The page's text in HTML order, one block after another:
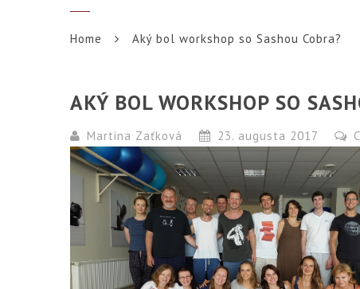
Home Aký bol workshop so Sashou Cobra?
AKÝ BOL WORKSHOP SO
Martina Zaťková 23. augusta 2017